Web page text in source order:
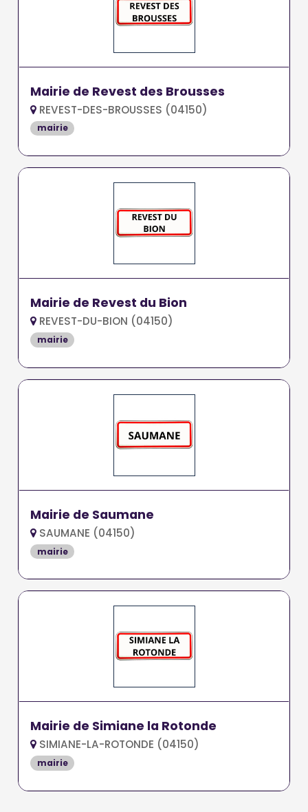
Mairie de Revest des Brousses
REVEST-DES-BROUSSES (04150)
mairie
Mairie de Revest du Bion
REVEST-DU-BION (04150)
mairie
Mairie de Saumane
SAUMANE (04150)
mairie
Mairie de Simiane la Rotonde
SIMIANE-LA-ROTONDE (04150)
mairie